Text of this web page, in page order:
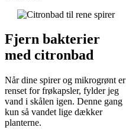
Fjern bakterier
med citronbad
Når dine spirer og mikrogrønt er
renset for frøkapsler, fylder jeg
vand i skålen igen. Denne gang
kun så vandet lige dækker
planterne.